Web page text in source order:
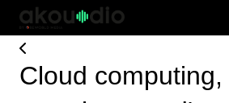
Cloud